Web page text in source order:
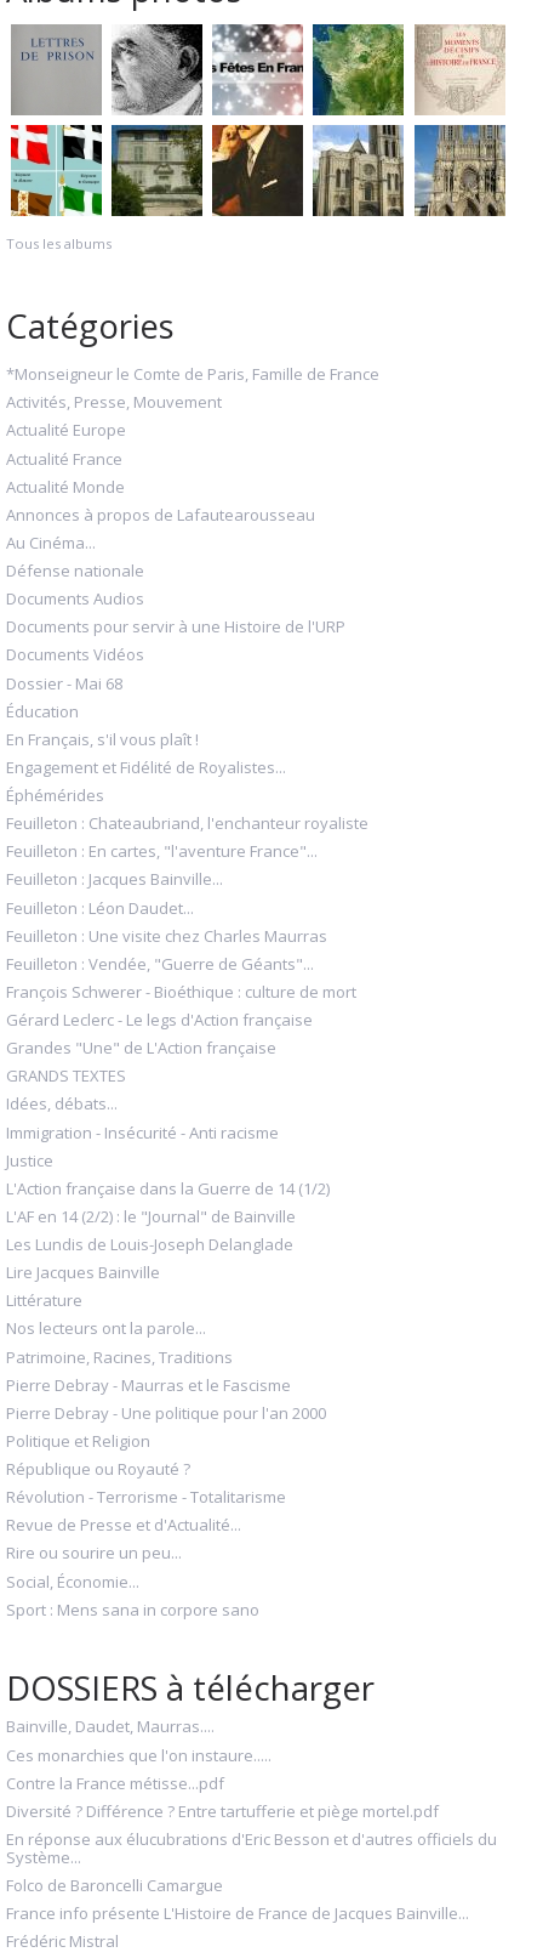
Tous les albums
Catégories
*Monseigneur le Comte de Paris, Famille de France
Activités, Presse, Mouvement
Actualité Europe
Actualité France
Actualité Monde
Annonces à propos de Lafautearousseau
Au Cinéma...
Défense nationale
Documents Audios
Documents pour servir à une Histoire de l'URP
Documents Vidéos
Dossier - Mai 68
Éducation
En Français, s'il vous plaît !
Engagement et Fidélité de Royalistes...
Éphémérides
Feuilleton : Chateaubriand, l'enchanteur royaliste
Feuilleton : En cartes, "l'aventure France"...
Feuilleton : Jacques Bainville...
Feuilleton : Léon Daudet...
Feuilleton : Une visite chez Charles Maurras
Feuilleton : Vendée, "Guerre de Géants"...
François Schwerer - Bioéthique : culture de mort
Gérard Leclerc - Le legs d'Action française
Grandes "Une" de L'Action française
GRANDS TEXTES
Idées, débats...
Immigration - Insécurité - Anti racisme
Justice
L'Action française dans la Guerre de 14 (1/2)
L'AF en 14 (2/2) : le "Journal" de Bainville
Les Lundis de Louis-Joseph Delanglade
Lire Jacques Bainville
Littérature
Nos lecteurs ont la parole...
Patrimoine, Racines, Traditions
Pierre Debray - Maurras et le Fascisme
Pierre Debray - Une politique pour l'an 2000
Politique et Religion
République ou Royauté ?
Révolution - Terrorisme - Totalitarisme
Revue de Presse et d'Actualité...
Rire ou sourire un peu...
Social, Économie...
Sport : Mens sana in corpore sano
DOSSIERS à télécharger
Bainville, Daudet, Maurras....
Ces monarchies que l'on instaure.....
Contre la France métisse...pdf
Diversité ? Différence ? Entre tartufferie et piège mortel.pdf
En réponse aux élucubrations d'Eric Besson et d'autres officiels du
Système...
Folco de Baroncelli Camargue
France info présente L'Histoire de France de Jacques Bainville...
Frédéric Mistral